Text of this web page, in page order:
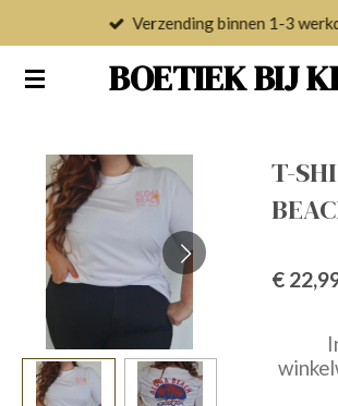
naar
BOETIEK BIJ
Verzending binnen 1-3
T-
€